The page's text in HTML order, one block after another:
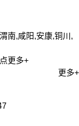
南,咸阳,安康,铜川,
更多+
更多+